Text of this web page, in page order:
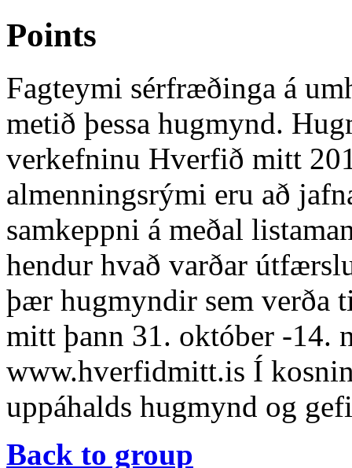
Points
Fagteymi sérfræðinga á
metið þessa hugmynd.
verkefninu Hverfið mitt
almenningsrými eru að
samkeppni á meðal
hendur hvað varðar
þær hugmyndir sem verða
mitt þann 31. október -14.
www.hverfidmitt.is Í
uppáhalds hugmynd og
Back to group